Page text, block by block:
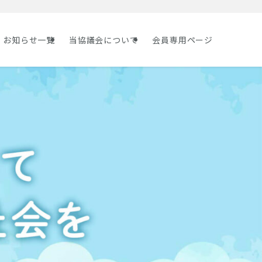
お知らせ一覧 当協議会について 会員専用ページ